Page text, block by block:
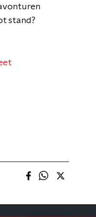
stand?